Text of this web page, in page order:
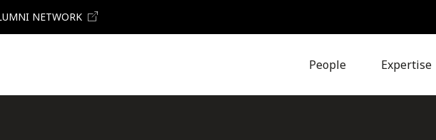
NETWORK
People Expertise